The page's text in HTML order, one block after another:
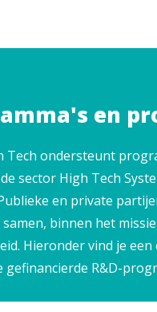
en
Tech ondersteunt
sector High Tech
en private
binnen het
Hieronder vind je een
gefinancierde R&D-